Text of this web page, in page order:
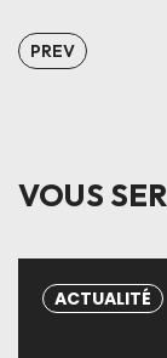
PREV
VOUS
ACTUALITÉ